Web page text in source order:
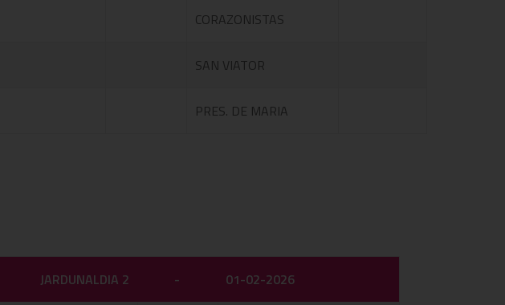
CORAZONISTAS
SAN VIATOR
PRES. DE MARIA
JARDUNALDIA 2 - 01-02-2026